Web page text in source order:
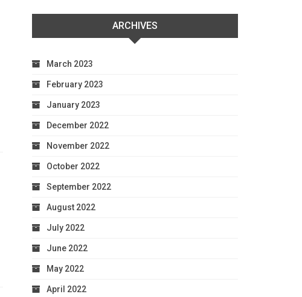
ARCHIVES
March 2023
February 2023
January 2023
December 2022
November 2022
October 2022
September 2022
August 2022
July 2022
June 2022
May 2022
April 2022